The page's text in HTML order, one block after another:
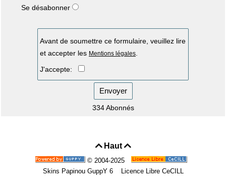
Se désabonner
Avant de soumettre ce formulaire, veuillez lire
et accepter les Mentions légales
J'accepte:
Envoyer
334 Abonnés
Haut 
© 2004-2025
Skins Papinou GuppY 6
Licence Libre CeCILL